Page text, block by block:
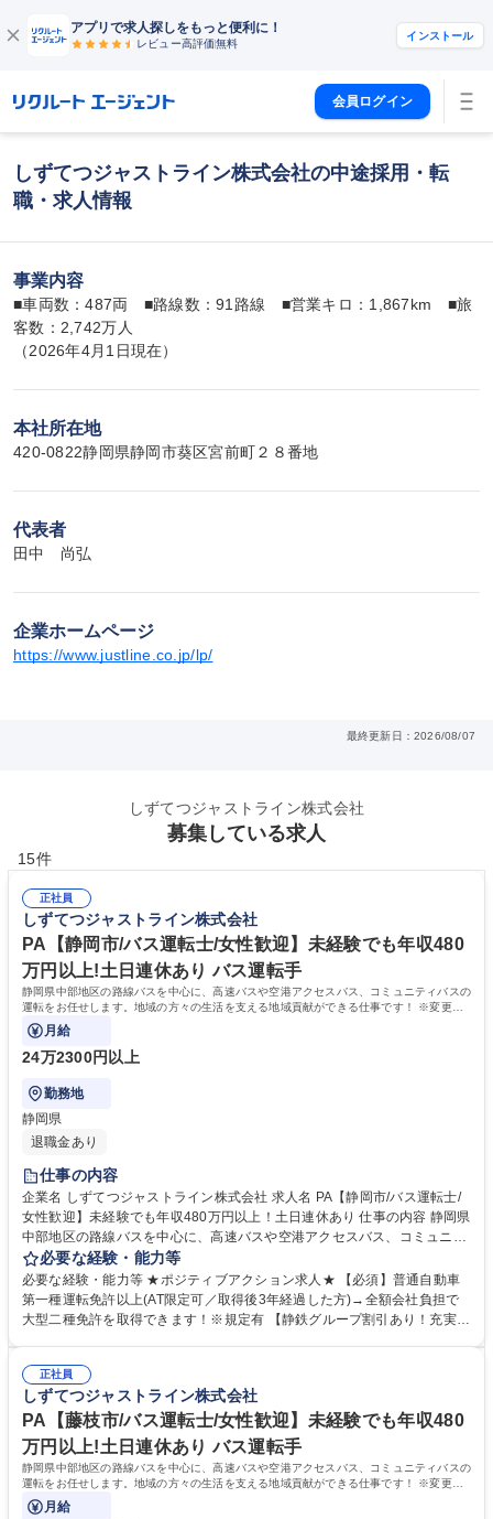
アプリで求人探しをもっと便利に！
レビュー高評価無料
インストール
会員ログイン
しずてつジャストライン株式会社の中途採用・転
職・求人情報
事業内容
■車両数：487両　■路線数：91路線　■営業キロ：1,867km　■旅
客数：2,742万人
（2026年4月1日現在）
本社所在地
420-0822静岡県静岡市葵区宮前町２８番地
代表者
田中　尚弘
企業ホームページ
https://www.justline.co.jp/lp/
最終更新日：2026/08/07
しずてつジャストライン株式会社
募集している求人
15件
正社員
しずてつジャストライン株式会社
PA【静岡市/バス運転士/女性歓迎】未経験でも年収480
万円以上!土日連休あり バス運転手
静岡県中部地区の路線バスを中心に、高速バスや空港アクセスバス、コミュニティバスの
運転をお任せします。地域の方々の生活を支える地域貢献ができる仕事です！ ※変更の
範囲：当社業務全般
月給
24万2300円以上
勤務地
静岡県
退職金あり
仕事の内容
企業名 しずてつジャストライン株式会社 求人名 PA【静岡市/バス運転士/
女性歓迎】未経験でも年収480万円以上！土日連休あり 仕事の内容 静岡県
中部地区の路線バスを中心に、高速バスや空港アクセスバス、コミュニテ
ィバスの運転をお任せします。地域の方々の生活を支える地域貢献ができ
る仕事です！ ※変更の範囲：当社業務全般 ＜入社後の流れ＞■大型二種免
許の取得(約1ヵ月)／全額会社負担※規定あり ■安全研修センターでの研修
(約2～3ヵ月)：座学・実技 ■営業所での研修(約1ヵ月)・デビュー ＜女性ド
境が整っています。現在は50名以上の女性運転士が活躍しています！ 募
集職種 PA【静岡市/バス運転士/女性歓迎】未経験でも年収480万円以上！
土日連休あり
必要な経験・能力等
必要な経験・能力等 ★ポジティブアクション求人★ 【必須】普通自動車
第一種運転免許以上(AT限定可／取得後3年経過した方)→全額会社負担で
大型二種免許を取得できます！※規定有 【静鉄グループ割引あり！充実の
スが利用できる「家族乗車証」など、当社独自の福利厚生も充実。さらに
入社祝い金として10万円支給！ 学歴・資格 学歴：大学院 大学 高専 短大
専修学校 高校 語学力： 資格：第一種運転免許普通自動車
正社員
しずてつジャストライン株式会社
PA【藤枝市/バス運転士/女性歓迎】未経験でも年収480
万円以上!土日連休あり バス運転手
静岡県中部地区の路線バスを中心に、高速バスや空港アクセスバス、コミュニティバスの
運転をお任せします。地域の方々の生活を支える地域貢献ができる仕事です！ ※変更の
範囲：当社業務全般
月給